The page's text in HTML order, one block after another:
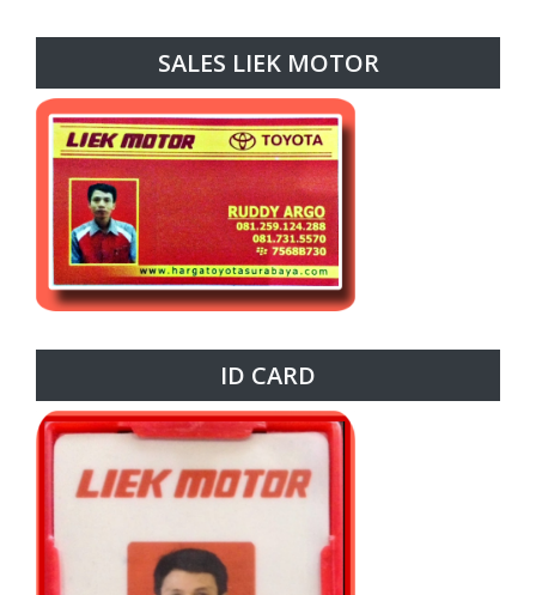
SALES LIEK MOTOR
ID CARD